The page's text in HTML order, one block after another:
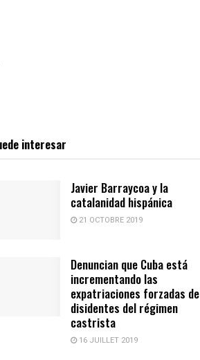
interesar
Javier Barraycoa y la
catalanidad hispánica
21 OCTOBRE 2019
Denuncian que Cuba está
incrementando las
expatriaciones forzadas de
disidentes del régimen
castrista
16 JUILLET 2019